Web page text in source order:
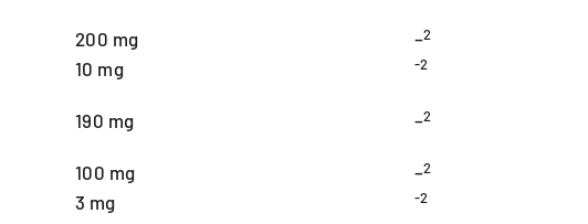
200 mg
10 mg
–2
-2
190 mg –2
100 mg
3 mg
–2
-2